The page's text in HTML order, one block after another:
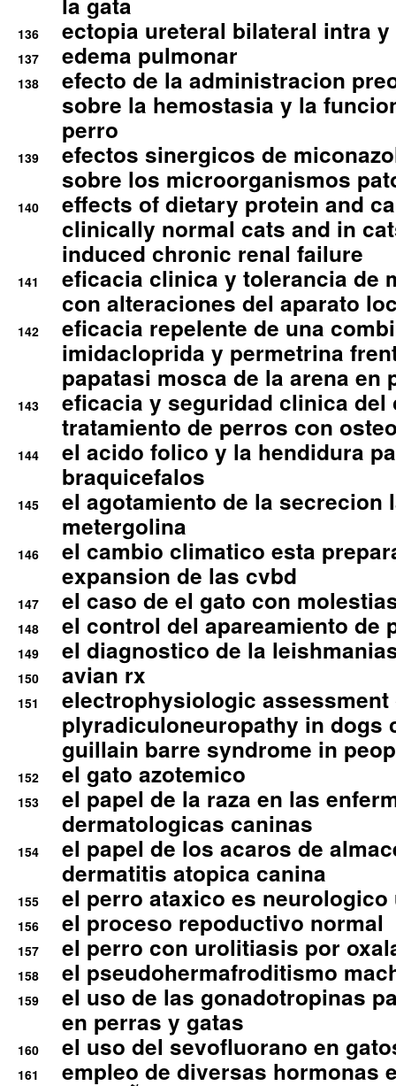
136 ectopia ureteral bilateral intra
137 edema pulmonar
138
efecto de la administracion
sobre la hemostasia y la
perro
139
efectos sinergicos de
sobre los microorganismos
140
effects of dietary protein and
clinically normal cats and in
induced chronic renal failure
141
eficacia clinica y tolerancia de
con alteraciones del aparato
142
eficacia repelente de una
imidacloprida y permetrina
papatasi mosca de la arena en
143
eficacia y seguridad clinica del
tratamiento de perros con
144
el acido folico y la hendidura
braquicefalos
145
el agotamiento de la secrecion
metergolina
146
el cambio climatico esta
expansion de las cvbd
147 el caso de el gato con
148 el control del apareamiento de
149 el diagnostico de la
150 avian rx
151
electrophysiologic assessment
plyradiculoneuropathy in dogs
guillain barre syndrome in
152 el gato azotemico
153
el papel de la raza en las
dermatologicas caninas
154
el papel de los acaros de
dermatitis atopica canina
155 el perro ataxico es
156 el proceso repoductivo normal
157 el perro con urolitiasis por
158 el pseudohermafroditismo
159
el uso de las gonadotropinas
en perras y gatas
160 el uso del sevofluorano en
161
empleo de diversas hormonas